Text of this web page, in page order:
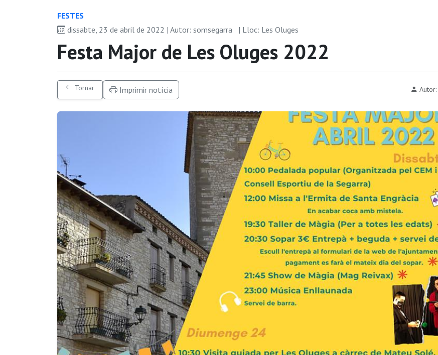
FESTES
dissabte, 23 de abril de 2022 | Autor: somsegarra
| Lloc: Les Oluges
Festa Major de Les Oluges 2022
Tornar Imprimir notícia Autor: